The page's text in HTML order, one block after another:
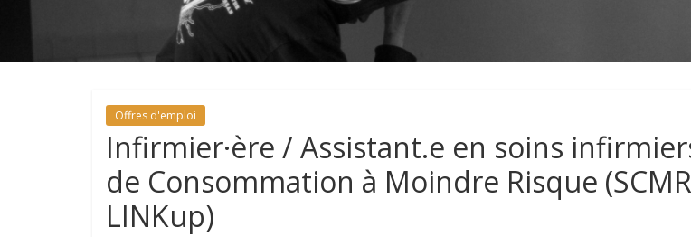
Offres d'emploi
Infirmier·ère / Assistant.e en soins
de Consommation à Moindre Risque (SCMR_
LINKup)